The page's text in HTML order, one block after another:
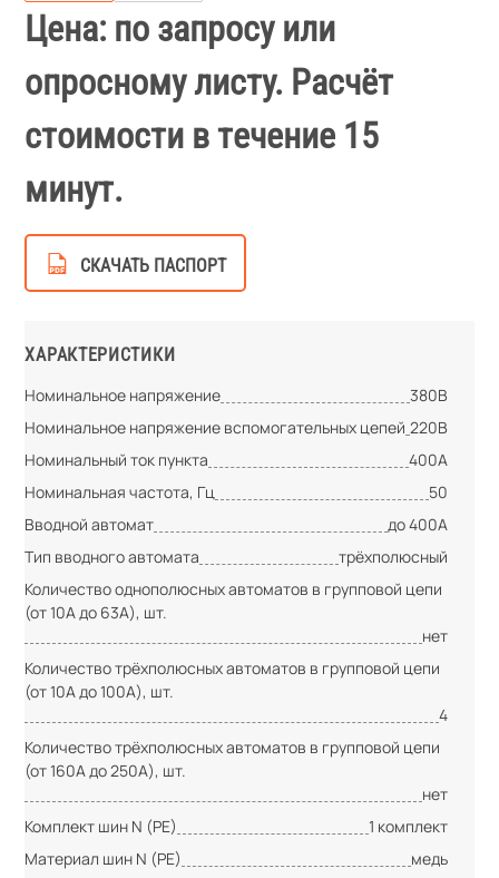
Цена: по запросу или
опросному листу. Расчёт
стоимости в течение 15
минут.
СКАЧАТЬ ПАСПОРТ
ХАРАКТЕРИСТИКИ
Номинальное напряжение
380В
Номинальное напряжение вспомогательных цепей 220В
Номинальный ток пункта
400А
Номинальная частота, Гц
50
Вводной автомат
до 400А
Тип вводного автомата
трёхполюсный
Количество однополюсных автоматов в групповой цепи
(от 10А до 63А), шт.
нет
Количество трёхполюсных автоматов в групповой цепи
(от 10А до 100А), шт.
4
Количество трёхполюсных автоматов в групповой цепи
(от 160А до 250А), шт.
нет
Комплект шин N (PE)
1 комплект
Материал шин N (PE)
медь